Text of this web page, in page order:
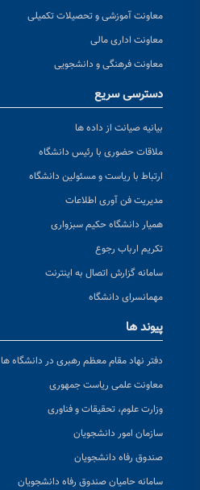
معاونت آموزشی و تحصیلات تکمیلی
معاونت اداری مالی
معاونت فرهنگی و دانشجویی
دسترسی سریع
بیانیه صیانت از داده ها
ملاقات حضوری با رئیس دانشگاه
ارتباط با ریاست و مسئولین دانشگاه
مدیریت فن آوری اطلاعات
همیار دانشگاه حکیم سبزواری
تکریم ارباب رجوع
سامانه گزارش اتصال به اینترنت
مهمانسرای دانشگاه
پیوند ها
دفتر نهاد مقام معظم رهبری در دانشگاه ها
معاونت علمی ریاست جمهوری
وزارت علوم، تحقیقات و فناوری
سازمان امور دانشجویان
صندوق رفاه دانشجویان
سامانه حامیان صندوق رفاه دانشجویان